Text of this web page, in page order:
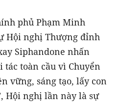
phủ Phạm Minh
Hội nghị Thượng đỉnh
Siphandone nhấn
toàn cầu vì Chuyển
vững, sáng tạo, lấy con
Hội nghị lần này là sự